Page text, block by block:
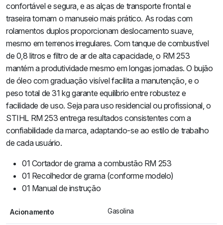
confortável e segura, e as alças de transporte frontal e
traseira tornam o manuseio mais prático. As rodas com
rolamentos duplos proporcionam deslocamento suave,
mesmo em terrenos irregulares. Com tanque de combustível
de 0,8 litros e filtro de ar de alta capacidade, o RM 253
mantém a produtividade mesmo em longas jornadas. O bujão
de óleo com graduação visível facilita a manutenção, e o
peso total de 31 kg garante equilíbrio entre robustez e
facilidade de uso. Seja para uso residencial ou profissional, o
STIHL RM 253 entrega resultados consistentes com a
confiabilidade da marca, adaptando-se ao estilo de trabalho
de cada usuário.
01 Cortador de grama a combustão RM 253
01 Recolhedor de grama (conforme modelo)
01 Manual de instrução
Acionamento Gasolina